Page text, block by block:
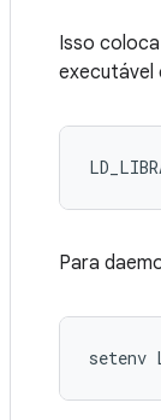
Isso
executável
Para